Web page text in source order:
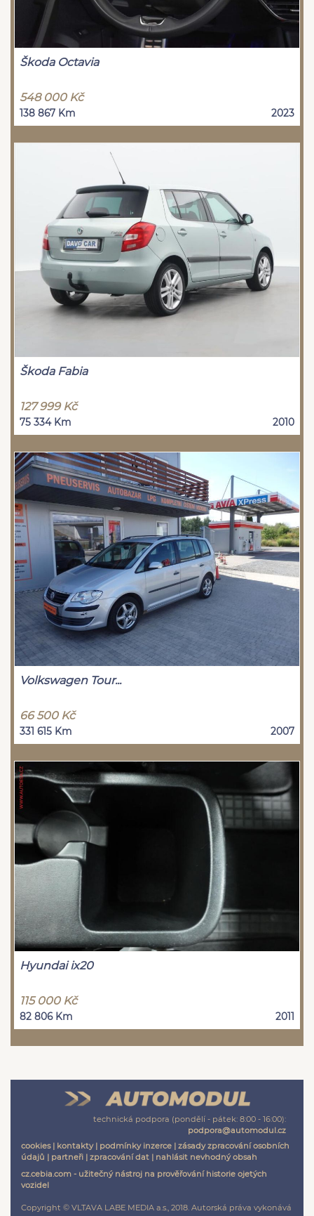
Škoda Octavia
548 000 Kč
138 867 Km 2023
Škoda Fabia
127 999 Kč
75 334 Km 2010
Volkswagen Tour...
66 500 Kč
331 615 Km 2007
Hyundai ix20
115 000 Kč
82 806 Km 2011
technická podpora (pondělí - pátek: 8:00 - 16:00):
podpora@automodul.cz
cookies| kontakty| podmínky inzerce | zásady zpracování osobních
údajů | partneři | zpracování dat | nahlásit nevhodný obsah
cz.cebia.com - užitečný nástroj na prověřování historie ojetých
vozidel
Copyright © VLTAVA LABE MEDIA a.s., 2018. Autorská práva vykonává